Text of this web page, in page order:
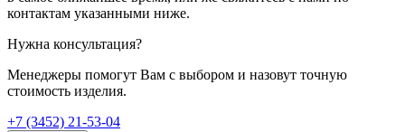
контактам указанными ниже.
Нужна консультация?
Менеджеры помогут Вам с выбором и назовут точную
стоимость изделия.
+7 (3452) 21-53-04